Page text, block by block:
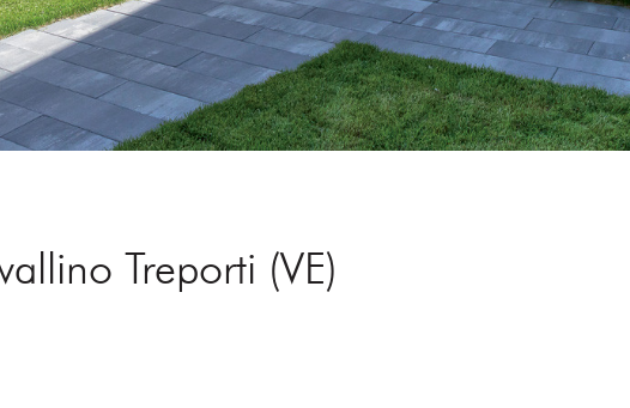
Treporti (VE)